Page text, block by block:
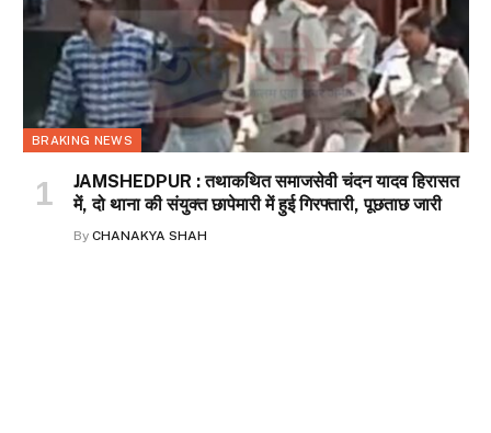
BRAKING NEWS
JAMSHEDPUR : तथाकथित समाजसेवी चंदन यादव हिरासत
में, दो थाना की संयुक्त छापेमारी में हुई गिरफ्तारी, पूछताछ जारी
By CHANAKYA SHAH